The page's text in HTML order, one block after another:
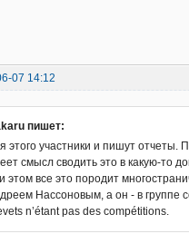
07 14:12
пишет:
этого участники и пишут
смысл сводить это в какую-то
этом все это породит
Нассоновым, а он - в группе
n’étant pas des compétitions.